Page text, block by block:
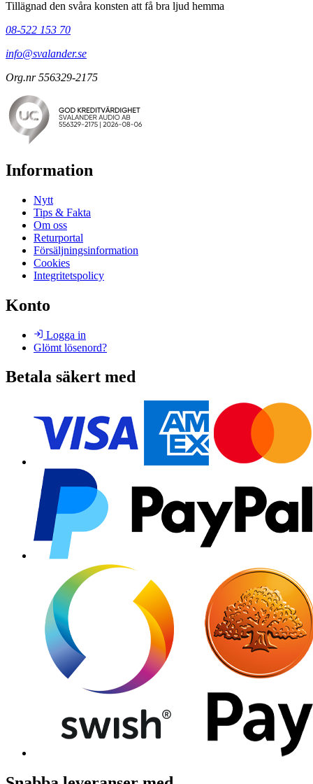
Tillägnad den svåra konsten att få bra ljud hemma
08-522 153 70
info@svalander.se
Org.nr 556329-2175
Information
Nytt
Tips & Fakta
Om oss
Returportal
Försäljningsinformation
Cookies
Integritetspolicy
Konto
Logga in
Glömt lösenord?
Betala säkert med